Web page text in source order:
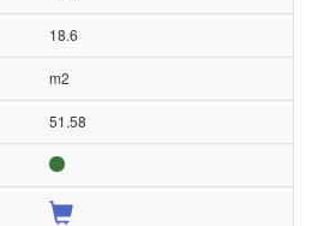
18.6
m2
51.58